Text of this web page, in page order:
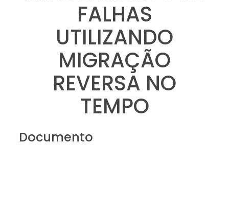
FALHAS
UTILIZANDO
MIGRAÇÃO
REVERSA NO
TEMPO
Documento